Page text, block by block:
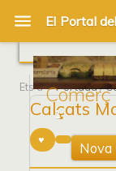
Comerç
Ets a Portada/
Calçats
1
Nova